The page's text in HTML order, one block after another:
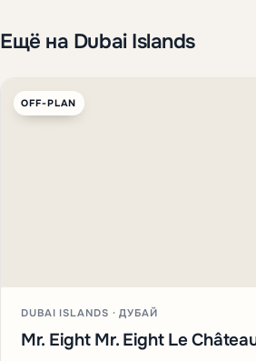
Ещё на Dubai Islands
OFF-PLAN
DUBAI ISLANDS · ДУБАЙ
Mr. Eight Mr. Eight Le